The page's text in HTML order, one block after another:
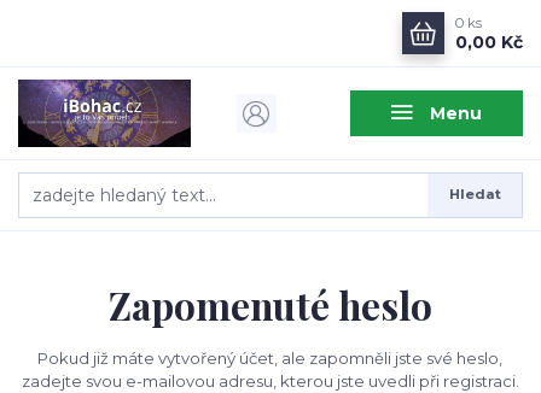
Menu
Hledat
0 ks
0,00 Kč
Zapomenuté heslo
Pokud již máte vytvořený účet, ale zapomněli jste své heslo,
zadejte svou e-mailovou adresu, kterou jste uvedli při registraci.